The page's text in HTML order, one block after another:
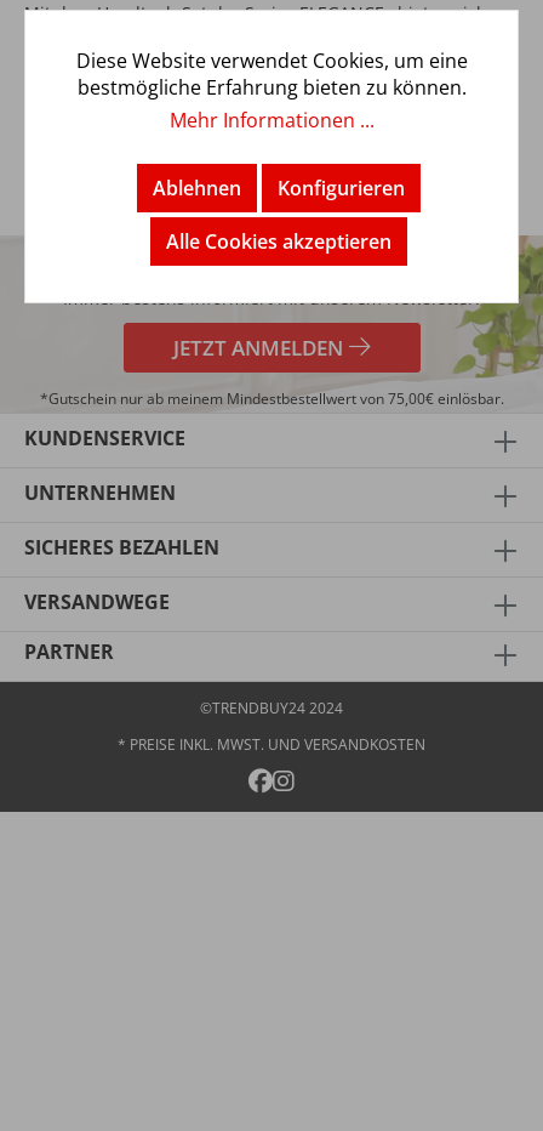
Mit dem Handtuch Set der Serie »ELEGANCE« bieten sich
aus 100 % Baumwolle. Der weiche Stoff fühlt sich
angenehm…Mehr
TRENDBUY24 NEWSLETTER
Immer bestens informiert mit unserem Newsletter!
JETZT ANMELDEN
*Gutschein nur ab meinem Mindestbestellwert von 75,00€ einlösbar.
KUNDENSERVICE
UNTERNEHMEN
SICHERES BEZAHLEN
VERSANDWEGE
PARTNER
* PREISE INKL. MWST. UND VERSANDKOSTEN
©TRENDBUY24 2024
Diese Website verwendet Cookies, um eine
bestmögliche Erfahrung bieten zu können.
Mehr Informationen ...
Ablehnen
Konfigurieren
Alle Cookies akzeptieren